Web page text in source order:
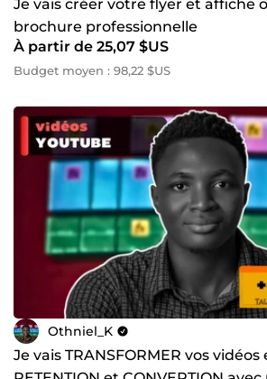
Je vais créer votre flyer et affiche
brochure professionnelle
À partir de 25,07 $US
Budget moyen : 98,22 $US
Othniel_K
Je vais TRANSFORMER vos